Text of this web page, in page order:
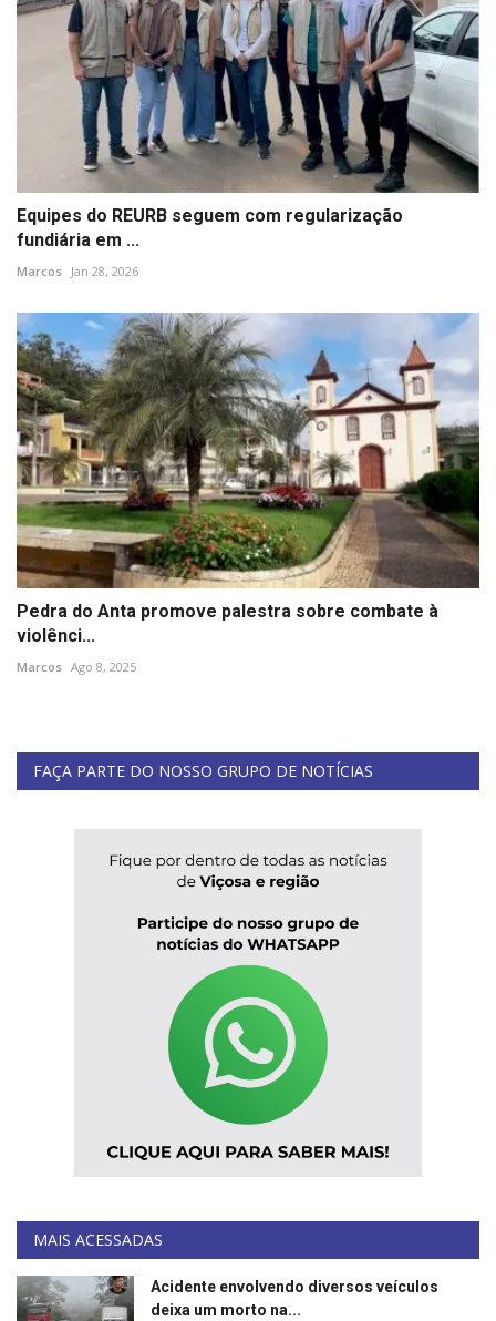
Equipes do REURB seguem com regularização
fundiária em ...
Marcos Jan 28, 2026
Pedra do Anta promove palestra sobre combate à
violênci...
Marcos Ago 8, 2025
FAÇA PARTE DO NOSSO GRUPO DE NOTÍCIAS
MAIS ACESSADAS
Acidente envolvendo diversos veículos
deixa um morto na...